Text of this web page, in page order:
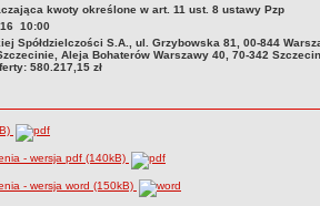
kwoty określone w art. 11 ust. 8 ustawy Pzp
10:00
Spółdzielczości S.A., ul. Grzybowska 81, 00-844
Aleja Bohaterów Warszawy 40, 70-342
580.217,15 zł
- wersja pdf (140kB)
- wersja word (150kB)